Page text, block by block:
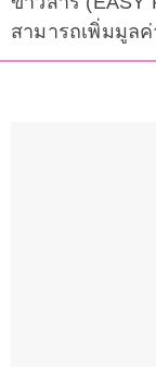
สามารถเพิ่มมูลค่